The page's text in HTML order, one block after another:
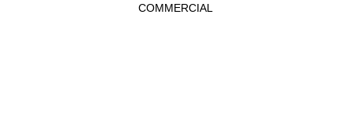
COMMERCIAL